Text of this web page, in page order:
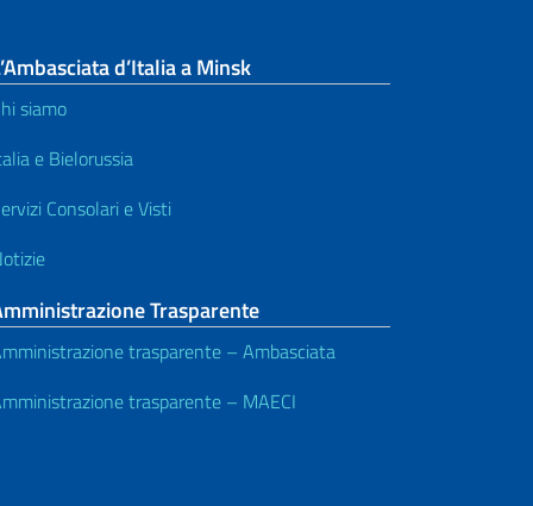
d’Italia a Minsk
siamo
e Bielorussia
Consolari e Visti
Trasparente
trasparente – Ambasciata
trasparente – MAECI